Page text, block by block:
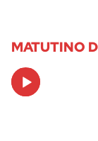
MATUTINO
Audio
Player